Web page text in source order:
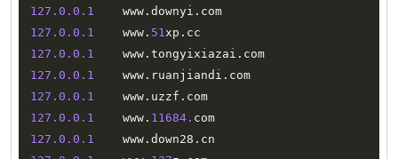
127.0 .0 .1
    www
. downyi .
127.0 .0 .1
    www
. 51xp .
127.0 .0 .1
    www
. tongyixiazai .
127.0 .0 .1
    www
. ruanjiandi .
127.0 .0 .1
    www
. uzzf .
127.0 .0 .1
    www
. 11684.
127.0 .0 .1
    www
. down28 .